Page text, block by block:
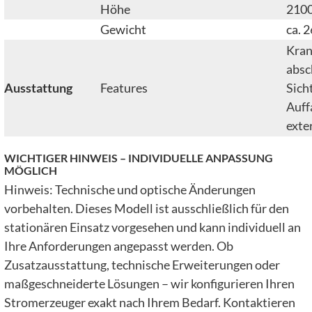
Höhe
Gewicht
ca.
Ausstattung Features
WICHTIGER HINWEIS – INDIVIDUELLE ANPASSUNG
MÖGLICH
Hinweis: Technische und optische Änderungen
vorbehalten. Dieses Modell ist ausschließlich für den
stationären Einsatz vorgesehen und kann individuell an
Ihre Anforderungen angepasst werden. Ob
Zusatzausstattung, technische Erweiterungen oder
maßgeschneiderte Lösungen – wir konfigurieren Ihren
Stromerzeuger exakt nach Ihrem Bedarf. Kontaktieren